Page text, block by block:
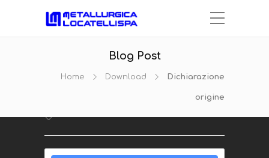
Blog Post
Home Download Dichiarazione
origine
Dichiarazione
origine